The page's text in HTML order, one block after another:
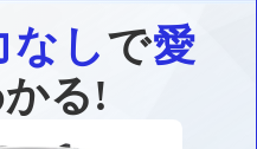
なしで愛
る!